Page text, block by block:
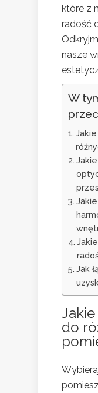
które z
radość
nasze
W
Jak
do